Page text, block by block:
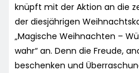
knüpft mit der Aktion an die
der diesjährigen
„Magische Weihnachten –
wahr“ an. Denn die Freude,
beschenken und